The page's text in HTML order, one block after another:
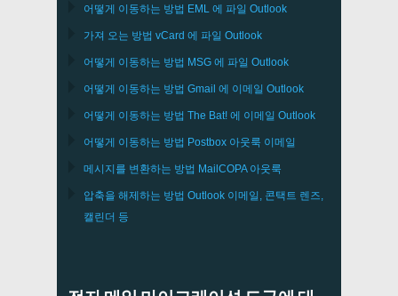
어떻게 이동하는 방법 EML 에 파일 Outlook
가져 오는 방법 vCard 에 파일 Outlook
어떻게 이동하는 방법 MSG 에 파일 Outlook
어떻게 이동하는 방법 Gmail 에 이메일 Outlook
어떻게 이동하는 방법 The Bat! 에 이메일 Outlook
어떻게 이동하는 방법 Postbox 아웃룩 이메일
메시지를 변환하는 방법 MailCOPA아웃룩
압축을 해제하는 방법 Outlook 이메일, 콘택트 렌즈,
캘린더 등